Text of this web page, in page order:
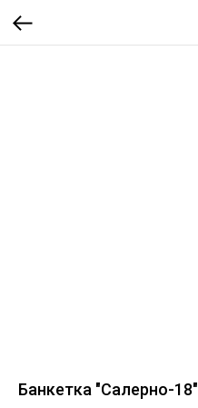
Банкетка "Салерно-18"